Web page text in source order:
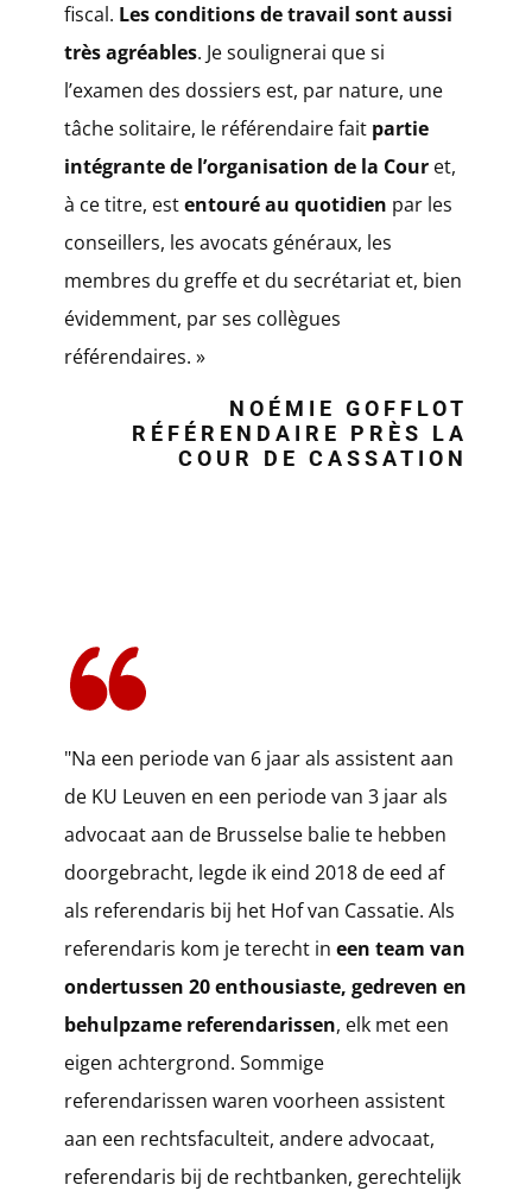
fiscal. Les conditions de travail sont aussi
très agréables. Je soulignerai que si
l’examen des dossiers est, par nature, une
tâche solitaire, le référendaire fait partie
intégrante de l’organisation de la Cour et,
à ce titre, estentouré au quotidien par les
conseillers, les avocats généraux, les
membres du greffe et du secrétariat et, bien
évidemment, par ses collègues
référendaires. »
NOÉMIE GOFFLOT
RÉFÉRENDAIRE PRÈS LA
COUR DE CASSATION
​"Na een periode van 6 jaar als assistent aan
de KU Leuven en een periode van 3 jaar als
advocaat aan de Brusselse balie te hebben
doorgebracht, legde ik eind 2018 de eed af
als referendaris bij het Hof van Cassatie. Als
referendaris kom je terecht in een team van
ondertussen 20 enthousiaste, gedreven en
behulpzame referendarissen, elk met een
eigen achtergrond. Sommige
referendarissen waren voorheen assistent
aan een rechtsfaculteit, andere advocaat,
referendaris bij de rechtbanken, gerechtelijk